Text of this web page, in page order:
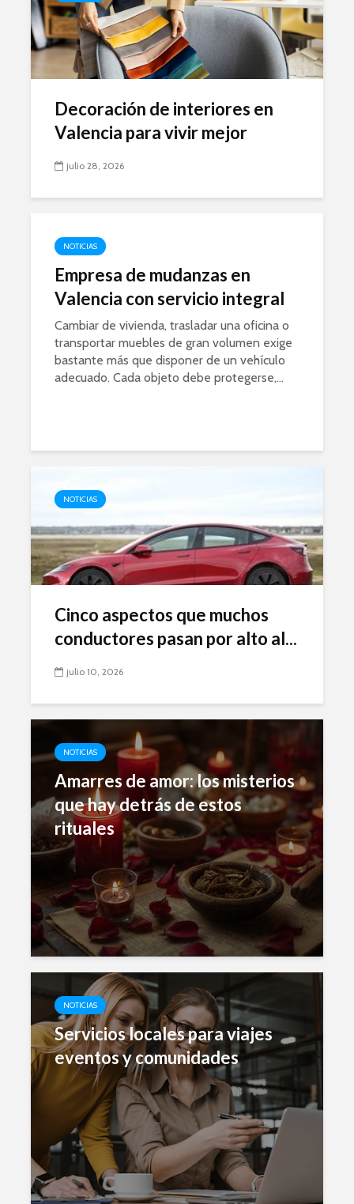
Decoración de interiores en
Valencia para vivir mejor
julio 28, 2026
NOTICIAS
Empresa de mudanzas en
Valencia con servicio integral
Cambiar de vivienda, trasladar una oficina o
transportar muebles de gran volumen exige
bastante más que disponer de un vehículo
adecuado. Cada objeto debe protegerse,...
NOTICIAS
Cinco aspectos que muchos
conductores pasan por alto al...
julio 10, 2026
NOTICIAS
Amarres de amor: los misterios
que hay detrás de estos
rituales
NOTICIAS
Servicios locales para viajes
eventos y comunidades